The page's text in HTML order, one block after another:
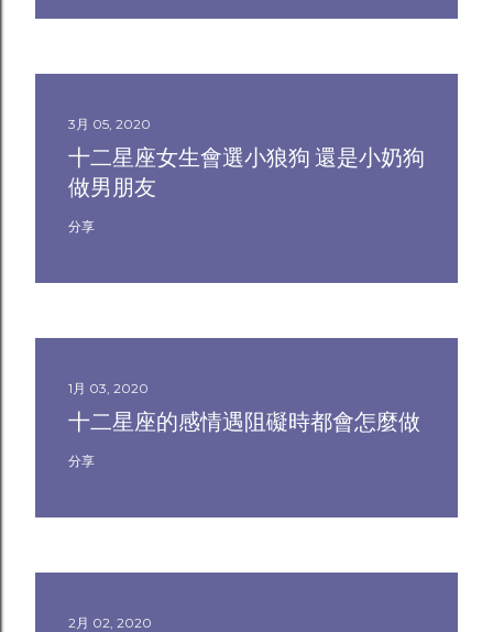
3月 05, 2020
十二星座女生會選小狼狗 還是小奶狗
做男朋友
分享
1月 03, 2020
十二星座的感情遇阻礙時都會怎麼做
分享
2月 02, 2020